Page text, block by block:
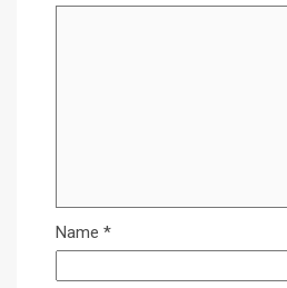
Name *